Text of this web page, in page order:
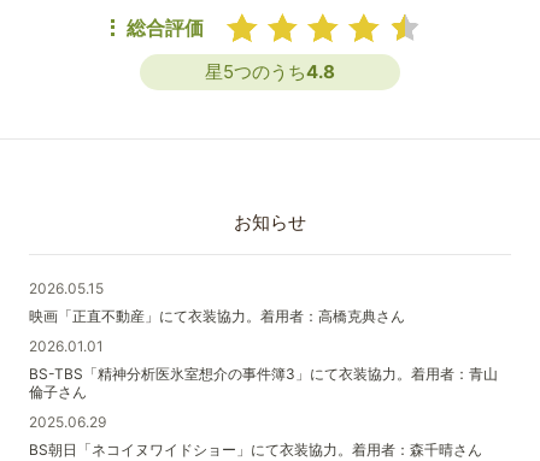
総合評価
星5つのうち4.8
お知らせ
2026.05.15
映画「正直不動産」にて衣装協力。着用者：高橋克典さん
2026.01.01
BS-TBS「精神分析医氷室想介の事件簿3」にて衣装協力。着用者：青山
倫子さん
2025.06.29
BS朝日「ネコイヌワイドショー」にて衣装協力。着用者：森千晴さん